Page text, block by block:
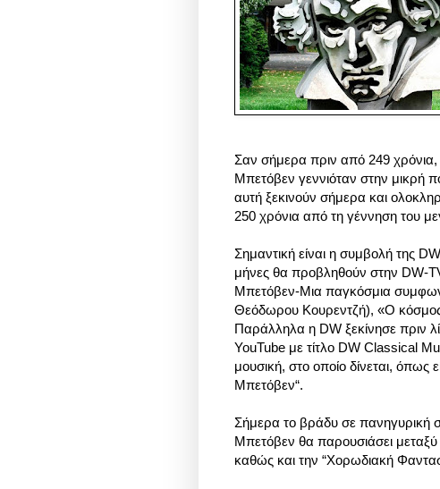
Σαν σήμερα πριν από 249 χρόνια,
Μπετόβεν γεννιόταν στην μικρή
αυτή ξεκινούν σήμερα και
250 χρόνια από τη γέννηση του
Σημαντική είναι η συμβολή της
μήνες θα προβληθούν στην DW-
Μπετόβεν-Μια παγκόσμια
Θεόδωρου Κουρεντζή), «Ο
Παράλληλα η DW ξεκίνησε πριν
YouTube με τίτλο DW Classical
μουσική, στο οποίο δίνεται, όπως
Μπετόβεν“.
Σήμερα το βράδυ σε πανηγυρική
Μπετόβεν θα παρουσιάσει
καθώς και την “Χορωδιακή